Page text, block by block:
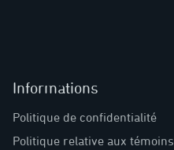
Informations
Politique de confidentialité
Politique relative aux témoins